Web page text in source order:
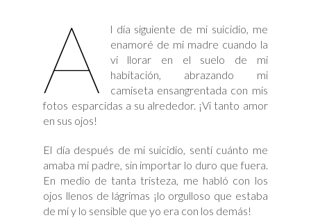
Mi
Suicidio
A
l día siguiente de mi suicidio, me
enamoré de mi madre cuando la
vi llorar en el suelo de mi
habitación, abrazando mi
camiseta ensangrentada con mis
fotos esparcidas a su alrededor. ¡Vi tanto amor
en sus ojos!
El día después de mi suicidio, sentí cuánto me
amaba mi padre, sin importar lo duro que fuera.
En medio de tanta tristeza, me habló con los
ojos llenos de lágrimas ¡lo orgulloso que estaba
de mí y lo sensible que yo era con los demás!